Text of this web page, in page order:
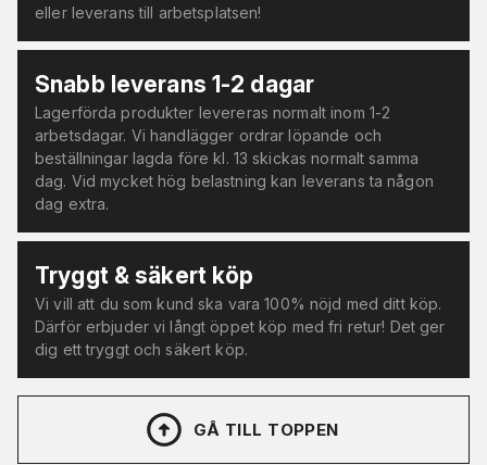
eller leverans till arbetsplatsen!
Snabb leverans 1-2 dagar
Lagerförda produkter levereras normalt inom 1-2
arbetsdagar. Vi handlägger ordrar löpande och
beställningar lagda före kl. 13 skickas normalt samma
dag. Vid mycket hög belastning kan leverans ta någon
dag extra.
Tryggt & säkert köp
Vi vill att du som kund ska vara 100% nöjd med ditt köp.
Därför erbjuder vi långt öppet köp med fri retur! Det ger
dig ett tryggt och säkert köp.
GÅ TILL TOPPEN